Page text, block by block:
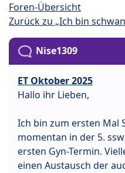
Foren-Übersicht
Zurück zu „Ich bin
Nise1309
ET Oktober 2025
Hallo ihr Lieben,
Ich bin zum ersten Mal
momentan in der 5.
ersten Gyn-Termin.
einen Austausch der